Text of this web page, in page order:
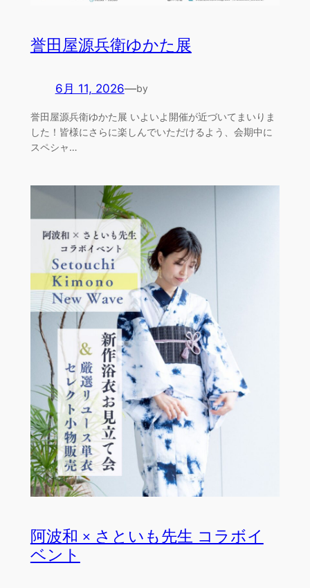
誉田屋源兵衛ゆかた展
6月 11, 2026—by
誉田屋源兵衛ゆかた展 いよいよ開催が近づいてまいりま
した！皆様にさらに楽しんでいただけるよう、会期中に
スペシャ…
阿波和 × さといも先生 コラボイ
ベント